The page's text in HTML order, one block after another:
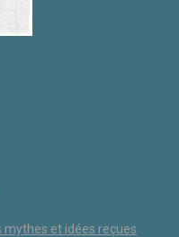
mythes et idées reçues